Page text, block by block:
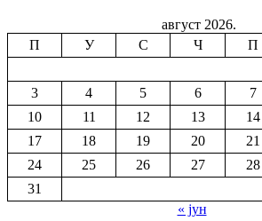
август 2026.
П
У С Ч П
3
4 5 6 7
10
11 12 13 14
17
18 19 20 21
24
25 26 27 28
31
« јун